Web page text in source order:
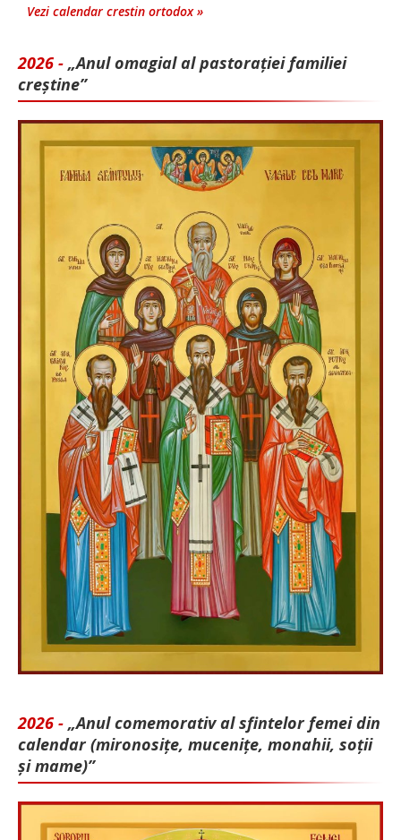
Vezi calendar crestin ortodox »
2026 - „Anul omagial al pastorației familiei
creștine”
2026 - „Anul comemorativ al sfintelor femei din
calendar (mironosițe, mu­cenițe, monahii, soții
și mame)”